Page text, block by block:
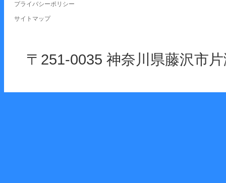
プライバシーポリシー
サイトマップ
〒251-0035 神奈川県藤沢市